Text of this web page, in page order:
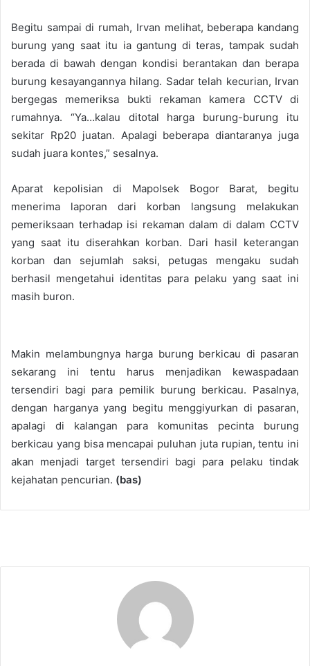
Begitu sampai di rumah, Irvan melihat, beberapa kandang
burung yang saat itu ia gantung di teras, tampak sudah
berada di bawah dengan kondisi berantakan dan berapa
burung kesayangannya hilang. Sadar telah kecurian, Irvan
bergegas memeriksa bukti rekaman kamera CCTV di
rumahnya. “Ya…kalau ditotal harga burung-burung itu
sekitar Rp20 juatan. Apalagi beberapa diantaranya juga
sudah juara kontes,” sesalnya.
Aparat kepolisian di Mapolsek Bogor Barat, begitu
menerima laporan dari korban langsung melakukan
pemeriksaan terhadap isi rekaman dalam di dalam CCTV
yang saat itu diserahkan korban. Dari hasil keterangan
korban dan sejumlah saksi, petugas mengaku sudah
berhasil mengetahui identitas para pelaku yang saat ini
masih buron.
Makin melambungnya harga burung berkicau di pasaran
sekarang ini tentu harus menjadikan kewaspadaan
tersendiri bagi para pemilik burung berkicau. Pasalnya,
dengan harganya yang begitu menggiyurkan di pasaran,
apalagi di kalangan para komunitas pecinta burung
berkicau yang bisa mencapai puluhan juta rupian, tentu ini
akan menjadi target tersendiri bagi para pelaku tindak
kejahatan pencurian. (bas)